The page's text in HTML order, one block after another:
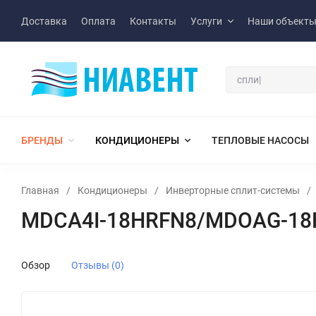
Доставка Оплата Контакты Услуги Наши объекты
БРЕНДЫ КОНДИЦИОНЕРЫ ТЕПЛОВЫЕ НАСОСЫ
Главная / Кондиционеры / Инверторные сплит-системы /
MDCA4I-18HRFN8/MDOAG-
Обзор Отзывы (0)